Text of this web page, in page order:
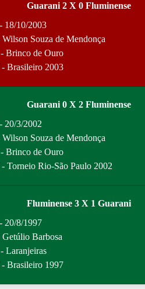
Guarani 2 X 0 Fluminense
- 18/10/2003
Souza de Mendonça
- Brinco de Ouro
- Brasileiro 2003
Guarani 0 X 2 Fluminense
- 20/3/2002
Souza de Mendonça
- Brinco de Ouro
- Torneio Rio-São Paulo 2002
Fluminense 3 X 1 Guarani
- 20/8/1997
Barbosa
- Laranjeiras
- Brasileiro 1997